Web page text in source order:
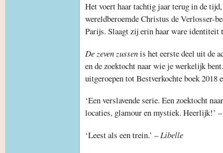
Het voert haar tachtig jaar terug in de
wereldberoemde Christus de Verlosser-
Parijs. Slaagt zij erin haar ware identiteit
De zeven zussenis het eerste deel uit de
en de zoektocht naar wie je werkelijk
uitgeroepen tot Bestverkochte boek 2018
‘Een verslavende serie. Een zoektocht
locaties, glamour en mystiek. Heerlijk!’
‘Leest als een trein.’ –Libelle